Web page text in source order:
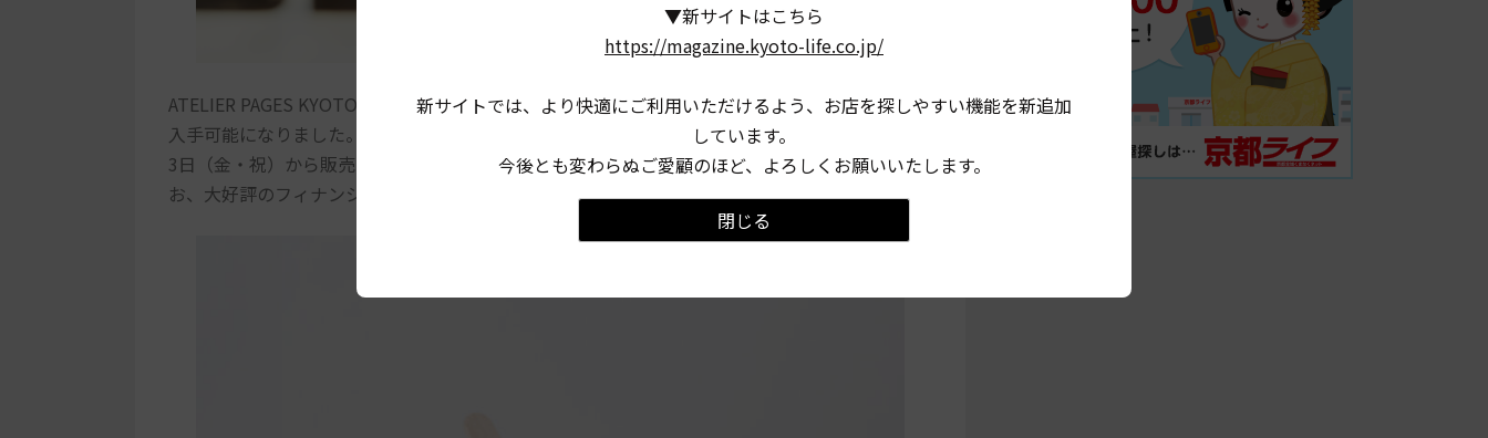
ATELIER PAGES KYOTOでしか購入できなかったProductは、いよいよオンラインショップでも
入手可能になりました。アトリエオープン以来発売しているジェラートに加え、ショコラも11月
3日（金・祝）から販売します。さらに、オンライン限定商品として３種のガトーを提供。な
お、大好評のフィナンシェは、店頭販売に限ります。
▼新サイトはこちら
https://magazine.kyoto-life.co.jp/
新サイトでは、より快適にご利用いただけるよう、お店を探しやすい機能を新追加
しています。
今後とも変わらぬご愛顧のほど、よろしくお願いいたします。
閉じる